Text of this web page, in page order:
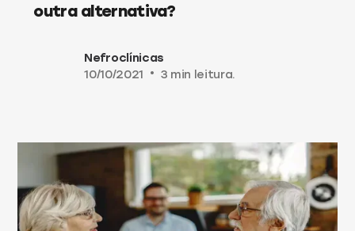
outra alternativa?
Nefroclínicas
10/10/2021
• 3 min leitura.